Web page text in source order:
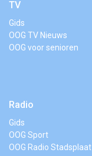
TV
Gids
OOG TV Nieuws
OOG voor senioren
Radio
Gids
OOG Sport
OOG Radio Stadsplaat